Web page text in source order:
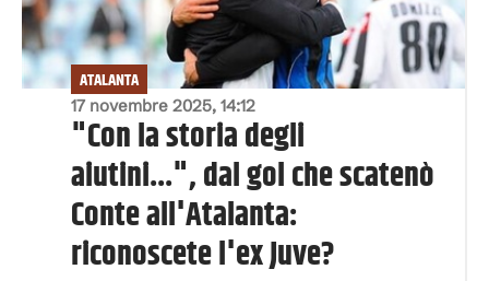
17 novembre 2025, 14:12
ATALANTA
"Con la storia degli
aiutini...", dal gol che scatenò
Conte all'Atalanta:
riconoscete l'ex Juve?